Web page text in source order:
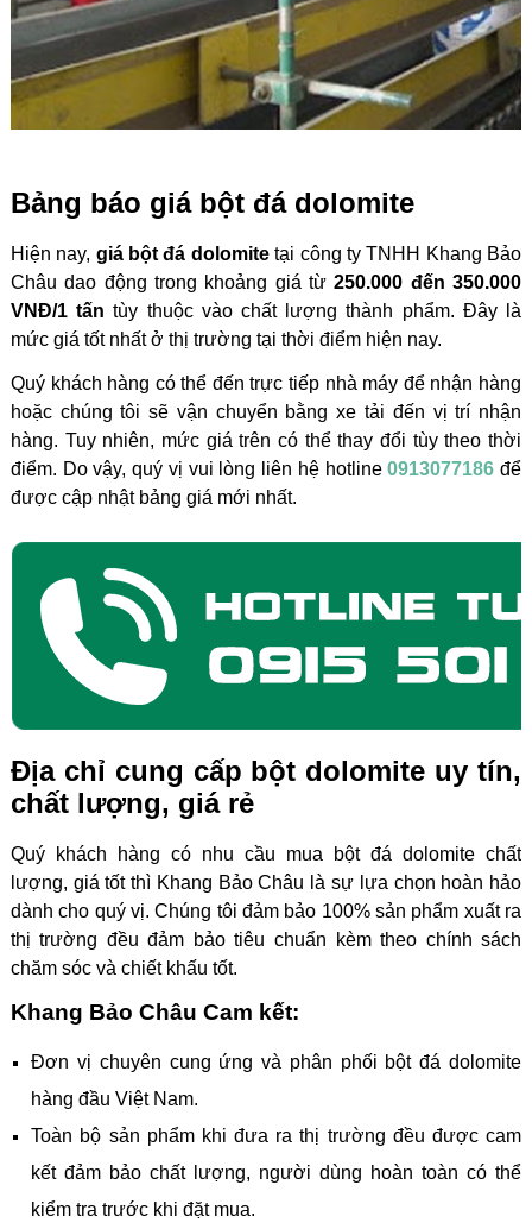
Bảng báo giá bột đá dolomite
Hiện nay, giá bột đá dolomitetại công ty TNHH Khang Bảo
Châu dao động trong khoảng giá từ250.000 đến 350.000
VNĐ/1 tấn tùy thuộc vào chất lượng thành phẩm. Đây là
mức giá tốt nhất ở thị trường tại thời điểm hiện nay.
Quý khách hàng có thể đến trực tiếp nhà máy để nhận hàng
hoặc chúng tôi sẽ vận chuyển bằng xe tải đến vị trí nhận
hàng. Tuy nhiên, mức giá trên có thể thay đổi tùy theo thời
điểm. Do vậy, quý vị vui lòng liên hệ hotline0913077186 để
được cập nhật bảng giá mới nhất.
Địa chỉ cung cấp bột dolomite uy tín,
chất lượng, giá rẻ
Quý khách hàng có nhu cầu mua bột đá dolomite chất
lượng, giá tốt thì Khang Bảo Châu là sự lựa chọn hoàn hảo
dành cho quý vị. Chúng tôi đảm bảo 100% sản phẩm xuất ra
thị trường đều đảm bảo tiêu chuẩn kèm theo chính sách
chăm sóc và chiết khấu tốt.
Khang Bảo Châu Cam kết:
Đơn vị chuyên cung ứng và phân phối bột đá dolomite
hàng đầu Việt Nam.
Toàn bộ sản phẩm khi đưa ra thị trường đều được cam
kết đảm bảo chất lượng, người dùng hoàn toàn có thể
kiểm tra trước khi đặt mua.